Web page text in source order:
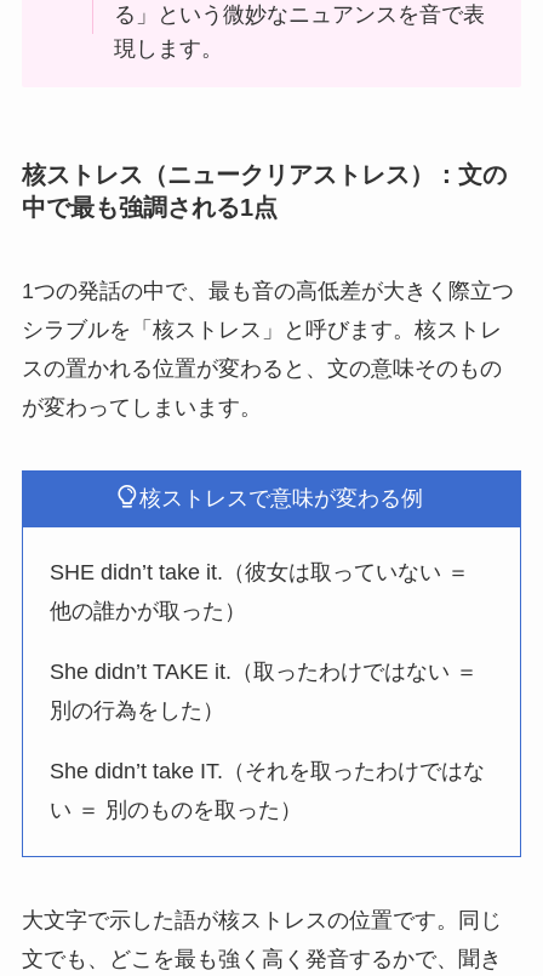
る」という微妙なニュアンスを音で表
現します。
核ストレス（ニュークリアストレス）：文の
中で最も強調される1点
1つの発話の中で、最も音の高低差が大きく際立つ
シラブルを「核ストレス」と呼びます。核ストレ
スの置かれる位置が変わると、文の意味そのもの
が変わってしまいます。
核ストレスで意味が変わる例
SHE didn’t take it.（彼女は取っていない ＝
他の誰かが取った）
She didn’t TAKE it.（取ったわけではない ＝
別の行為をした）
She didn’t take IT.（それを取ったわけではな
い ＝ 別のものを取った）
大文字で示した語が核ストレスの位置です。同じ
文でも、どこを最も強く高く発音するかで、聞き